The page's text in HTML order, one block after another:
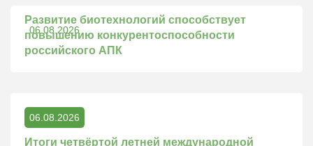
06.08.2026
Развитие биотехнологий способствует
повышению конкурентоспособности
российского АПК
06.08.2026
Итоги четвёртой летней международной